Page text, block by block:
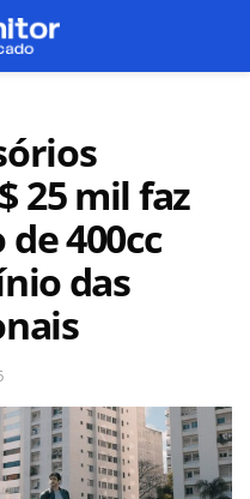
25 mil faz
400cc
das